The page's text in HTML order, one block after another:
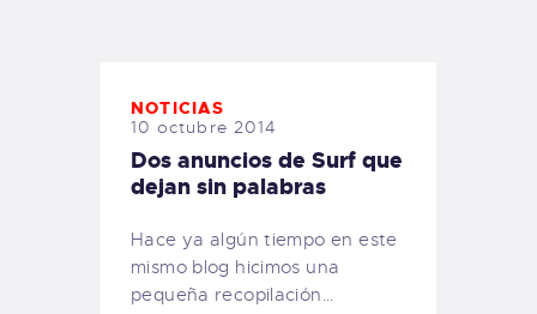
NOTICIAS
10 octubre 2014
Dos anuncios de Surf que
dejan sin palabras
Hace ya algún tiempo en este
mismo blog hicimos una
pequeña recopilación…